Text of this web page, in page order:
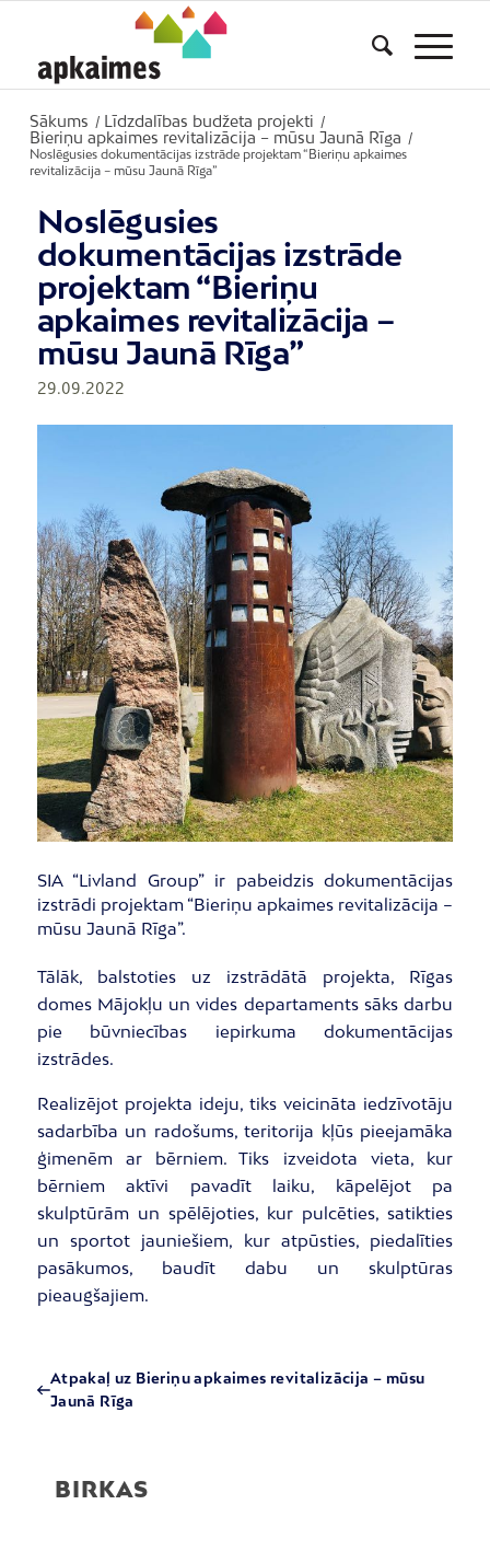
Sākums / Līdzdalības budžeta projekti /
Bieriņu apkaimes revitalizācija – mūsu Jaunā Rīga
/
Noslēgusies dokumentācijas izstrāde projektam “Bieriņu apkaimes
revitalizācija – mūsu Jaunā Rīga”
Noslēgusies
dokumentācijas izstrāde
projektam “Bieriņu
apkaimes revitalizācija –
mūsu Jaunā Rīga”
29.09.2022
SIA “Livland Group” ir pabeidzis dokumentācijas
izstrādi projektam “Bieriņu apkaimes revitalizācija –
mūsu Jaunā Rīga”.
Tālāk, balstoties uz izstrādātā projekta, Rīgas
domes Mājokļu un vides departaments sāks darbu
pie būvniecības iepirkuma dokumentācijas
izstrādes.
Realizējot projekta ideju, tiks veicināta iedzīvotāju
sadarbība un radošums, teritorija kļūs pieejamāka
ģimenēm ar bērniem. Tiks izveidota vieta, kur
bērniem aktīvi pavadīt laiku, kāpelējot pa
skulptūrām un spēlējoties, kur pulcēties, satikties
un sportot jauniešiem, kur atpūsties, piedalīties
pasākumos, baudīt dabu un skulptūras
pieaugšajiem.
Atpakaļ uz Bieriņu apkaimes revitalizācija – mūsu
Jaunā Rīga
BIRKAS